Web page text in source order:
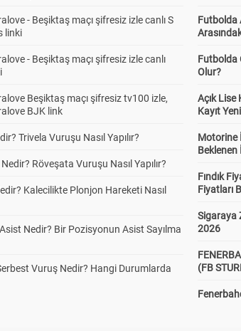
- Beşiktaş maçı şifresiz izle canlı S
linki
- Beşiktaş maçı şifresiz izle canlı
Beşiktaş maçı şifresiz tv100 izle,
BJK link
Trivela Vuruşu Nasıl Yapılır?
Röveşata Vuruşu Nasıl Yapılır?
Kalecilikte Plonjon Hareketi Nasıl
Nedir? Bir Pozisyonun Asist Sayılma
Vuruş Nedir? Hangi Durumlarda
Futbolda
Futbolda
Olur?
Açık Lise
Kayıt
Motorine
Beklenen
Fındık
Fiyatları
Sigaraya
2026
(FB